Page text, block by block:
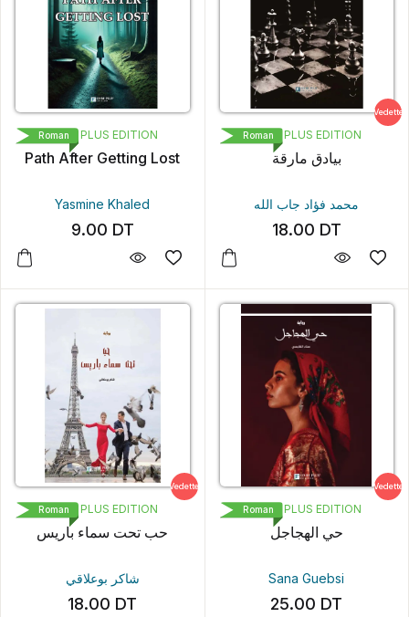
LIVRE PLUS EDITION
Path After Getting Lost
Yasmine Khaled
9.00 DT
Roman LIVRE PLUS EDITION
بیادق مارقة
محمد فؤاد جاب الله
18.00 DT
Vedette
Roman
LIVRE PLUS EDITION
حب تحت سماء باريس
شاكر بوعلاقي
18.00 DT
Vedette
Roman LIVRE PLUS EDITION
حي الهجاجل
Sana Guebsi
25.00 DT
Vedette
Roman